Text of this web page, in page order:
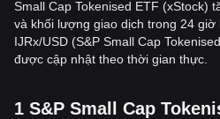
Small Cap Tokenised ETF (xStock)
và khối lượng giao dịch trong 24
IJRx/USD (S&P Small Cap
được cập nhật theo thời gian thực.
1 S&P Small Cap